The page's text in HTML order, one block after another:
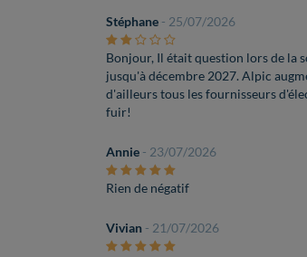
Stéphane - 25/07/2026
Bonjour, Il était question lors de la
jusqu'à décembre 2027. Alpic
d'ailleurs tous les fournisseurs
fuir!
Annie - 23/07/2026
Rien de négatif
Vivian - 21/07/2026